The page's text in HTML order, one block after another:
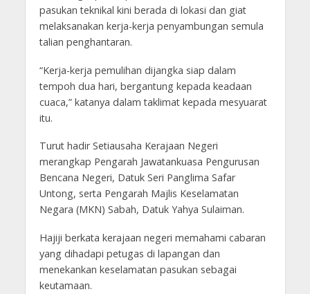
pasukan teknikal kini berada di lokasi dan giat
melaksanakan kerja-kerja penyambungan semula
talian penghantaran.
“Kerja-kerja pemulihan dijangka siap dalam
tempoh dua hari, bergantung kepada keadaan
cuaca,” katanya dalam taklimat kepada mesyuarat
itu.
Turut hadir Setiausaha Kerajaan Negeri
merangkap Pengarah Jawatankuasa Pengurusan
Bencana Negeri, Datuk Seri Panglima Safar
Untong, serta Pengarah Majlis Keselamatan
Negara (MKN) Sabah, Datuk Yahya Sulaiman.
Hajiji berkata kerajaan negeri memahami cabaran
yang dihadapi petugas di lapangan dan
menekankan keselamatan pasukan sebagai
keutamaan.